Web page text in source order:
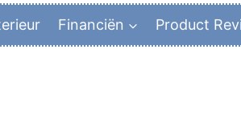
Financiën Product